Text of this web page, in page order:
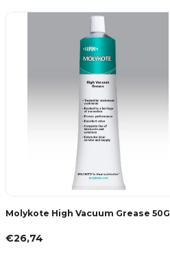
Molykote High Vacuum Grease 50G
€26,74